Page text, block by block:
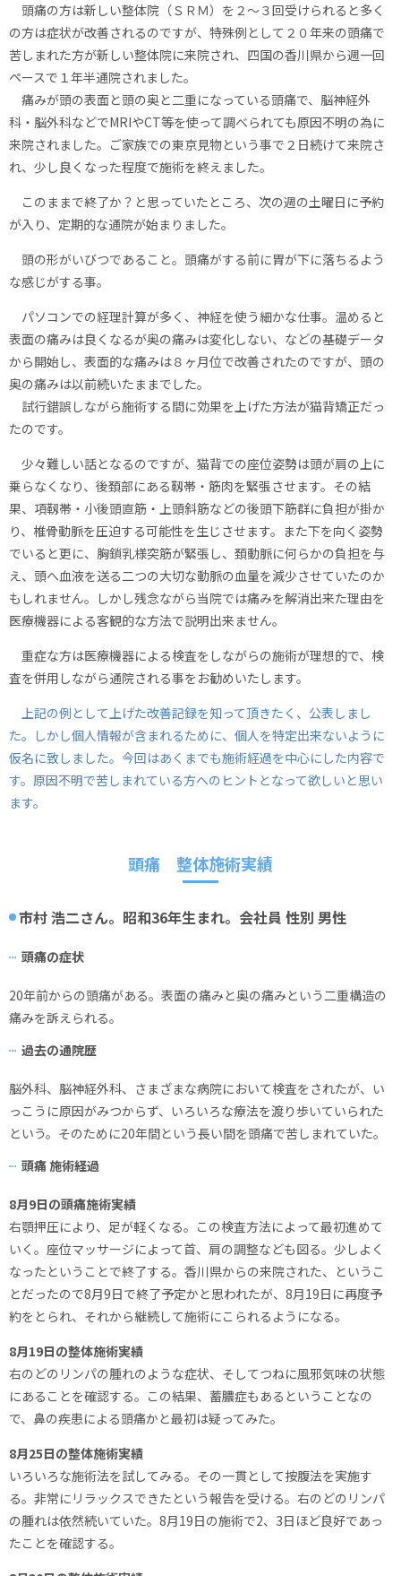
頭痛の方は新しい整体院（ＳＲＭ）を２～３回受けられると多く
の方は症状が改善されるのですが、特殊例として２０年来の頭痛で
苦しまれた方が新しい整体院に来院され、四国の香川県から週一回
ペースで１年半通院されました。
痛みが頭の表面と頭の奥と二重になっている頭痛で、脳神経外
科・脳外科などでMRIやCT等を使って調べられても原因不明の為に
来院されました。ご家族での東京見物という事で２日続けて来院さ
れ、少し良くなった程度で施術を終えました。
このままで終了か？と思っていたところ、次の週の土曜日に予約
が入り、定期的な通院が始まりました。
頭の形がいびつであること。頭痛がする前に胃が下に落ちるよう
な感じがする事。
パソコンでの経理計算が多く、神経を使う細かな仕事。温めると
表面の痛みは良くなるが奥の痛みは変化しない、などの基礎データ
から開始し、表面的な痛みは８ヶ月位で改善されたのですが、頭の
奥の痛みは以前続いたままでした。
試行錯誤しながら施術する間に効果を上げた方法が猫背矯正だっ
たのです。
少々難しい話となるのですが、猫背での座位姿勢は頭が肩の上に
乗らなくなり、後頚部にある靱帯・筋肉を緊張させます。その結
果、項靱帯・小後頭直筋・上頭斜筋などの後頭下筋群に負担が掛か
り、椎骨動脈を圧迫する可能性を生じさせます。また下を向く姿勢
でいると更に、胸鎖乳様突筋が緊張し、頚動脈に何らかの負担を与
え、頭へ血液を送る二つの大切な動脈の血量を減少させていたのか
もしれません。しかし残念ながら当院では痛みを解消出来た理由を
医療機器による客観的な方法で説明出来ません。
重症な方は医療機器による検査をしながらの施術が理想的で、検
査を併用しながら通院される事をお勧めいたします。
上記の例として上げた改善記録を知って頂きたく、公表しまし
た。しかし個人情報が含まれるために、個人を特定出来ないように
仮名に致しました。今回はあくまでも施術経過を中心にした内容で
す。原因不明で苦しまれている方へのヒントとなって欲しいと思い
ます。
頭痛 整体施術実績
市村 浩二さん。昭和36年生まれ。会社員 性別 男性
頭痛の症状
20年前からの頭痛がある。表面の痛みと奥の痛みという二重構造の
痛みを訴えられる。
過去の通院歴
脳外科、脳神経外科、さまざまな病院において検査をされたが、い
っこうに原因がみつからず、いろいろな療法を渡り歩いていられた
という。そのために20年間という長い間を頭痛で苦しまれていた。
頭痛 施術経過
8月9日の頭痛施術実績
右顎押圧により、足が軽くなる。この検査方法によって最初進めて
いく。座位マッサージによって首、肩の調整なども図る。少しよく
なったということで終了する。香川県からの来院された、というこ
とだったので8月9日で終了予定かと思われたが、8月19日に再度予
約をとられ、それから継続して施術にこられるようになる。
8月19日の整体施術実績
右のどのリンパの腫れのような症状、そしてつねに風邪気味の状態
にあることを確認する。この結果、蓄膿症もあるということなの
で、鼻の疾患による頭痛かと最初は疑ってみた。
8月25日の整体施術実績
いろいろな施術法を試してみる。その一貫として按腹法を実施す
る。非常にリラックスできたという報告を受ける。右のどのリンパ
の腫れは依然続いていた。8月19日の施術で2、3日ほど良好であっ
たことを確認する。